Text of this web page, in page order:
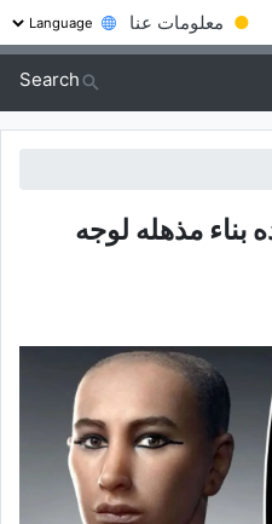
● معلومات عنا
Search
مذهله لوجه